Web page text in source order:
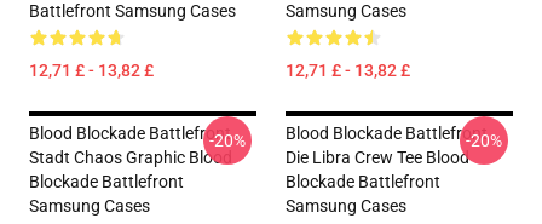
Battlefront Samsung Cases
12,71 £ - 13,82 £
Samsung Cases
12,71 £ - 13,82 £
Blood Blockade Battlefront
Stadt Chaos Graphic Blood
Blockade Battlefront
Samsung Cases
-20%
Blood Blockade Battlefront
Die Libra Crew Tee Blood
Blockade Battlefront
Samsung Cases
-20%